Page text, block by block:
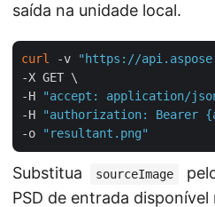
saída na unidade local.
curl -v
"https://
-X GET \
-H
"accept: application/
-H
"authorization: Bearer
-o
"resultant.png"
Substitua sourceImage
PSD de entrada